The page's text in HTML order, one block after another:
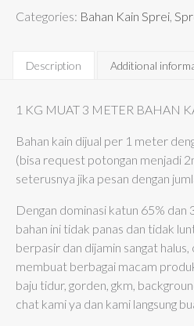
Categories: Bahan Kain Sprei,
Description Additional
1 KG MUAT 3 METER BAHAN
Bahan kain dijual per 1 meter
(bisa request potongan menjadi
seterusnya jika pesan dengan
Dengan dominasi katun 65%
bahan ini tidak panas dan tidak
berpasir dan dijamin sangat
membuat berbagai macam
baju tidur, gorden, gkm,
chat kami ya dan kami langsung